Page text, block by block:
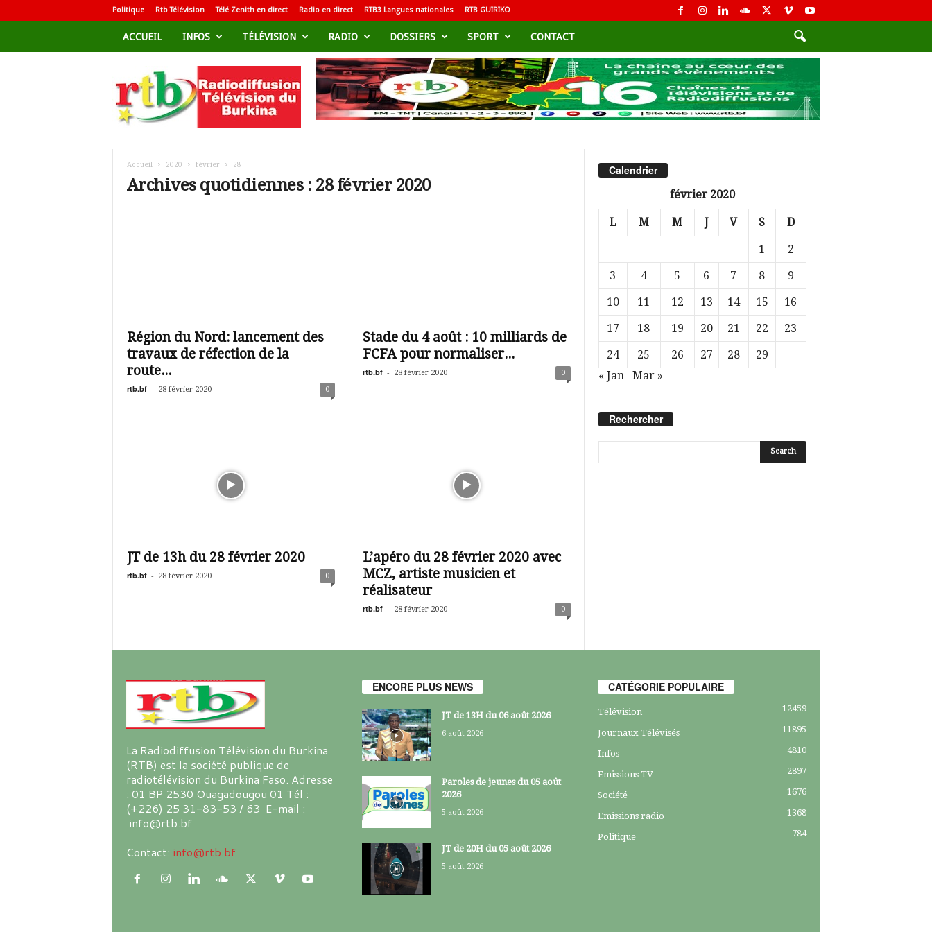
Politique Rtb Télévision Télé Zenith en direct Radio en direct RTB3 Langues nationales RTB GUIRIKO
ACCUEIL INFOS TÉLÉVISION RADIO DOSSIERS SPORT CONTACT
d
i
Accueil 2020 février 28
Archives quotidiennes : 28 février 2020
Région du Nord: lancement des
travaux de réfection de la
route...
rtb.bf - 28 février 2020 0
Stade du 4 août : 10 milliards de
FCFA pour normaliser...
rtb.bf - 28 février 2020 0
JT de 13h du 28 février 2020
rtb.bf - 28 février 2020 0
L’apéro du 28 février 2020 avec
MCZ, artiste musicien et
réalisateur
rtb.bf - 28 février 2020 0
Calendrier
février 2020
L M M J V S D
1
2
3
4 5 6 7 8
9
10
11 12 13 14 15
16
17
18 19 20 21 22
23
24
25 26 27 28
29
« Jan
Mar »
Rechercher
La Radiodiffusion Télévision du Burkina
(RTB) est la société publique de
radiotélévision du Burkina Faso. Adresse
: 01 BP 2530 Ouagadougou 01 Tél :
(+226) 25 31-83-53 / 63 E-mail :
info@rtb.bf
Contact: info@rtb.bf
ENCORE PLUS NEWS
JT de 13H du 06 août 2026
6 août 2026
Paroles de jeunes du 05 août
2026
5 août 2026
JT de 20H du 05 août 2026
5 août 2026
CATÉGORIE POPULAIRE
Télévision 12459
Journaux Télévisés 11895
Infos 4810
Emissions TV 2897
Société 1676
Emissions radio 1368
Politique 784